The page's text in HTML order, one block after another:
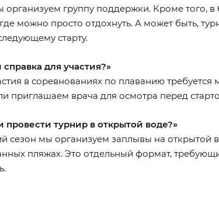
группу поддержки. Кроме того, в
можно просто отдохнуть. А может быть,
старту.
для участия?»
в соревнованиях по плаванию
приглашаем врача для осмотра перед
турнир в открытой воде?»
сезон мы организуем заплывы на открытой
пляжах. Это отдельный формат,